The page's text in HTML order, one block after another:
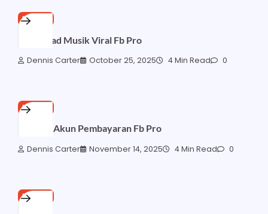
FB PRO
Download Musik Viral Fb Pro
Dennis Carter October 25, 2025 4 Min Read 0
FB PRO
Siapkan Akun Pembayaran Fb Pro
Dennis Carter November 14, 2025 4 Min Read 0
FB PRO